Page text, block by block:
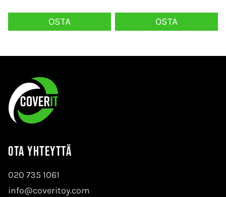
OSTA OSTA
Ota yhteyttä
020 735 1061
info@coveritoy.com